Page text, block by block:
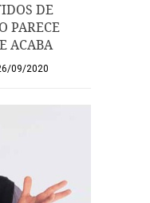
DE
PARECE
ACABA
09/2020